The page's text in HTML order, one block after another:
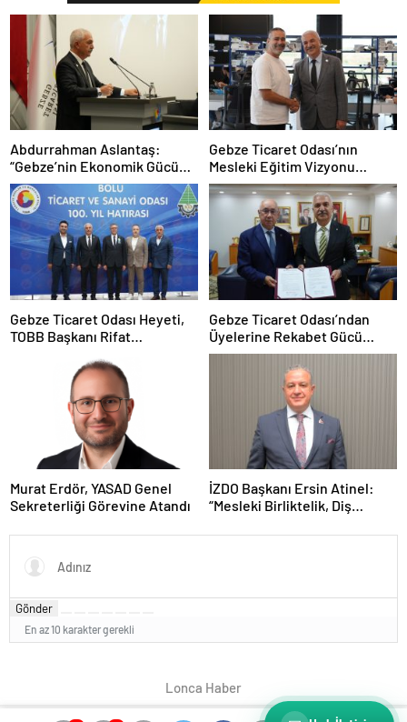
Abdurrahman Aslantaş:
“Gebze’nin Ekonomik Gücünü
Daha da İleri Taşıyacağız”
Gebze Ticaret Odası’nın
Mesleki Eğitim Vizyonu
İstihdamla Taçlandı
Gebze Ticaret Odası Heyeti,
TOBB Başkanı Rifat
Araya GeldiGebze Ticaret
Odası Heyeti, TOBB Başkanı
Rifat Hisarcıklıoğlu ile Bolu’da
Bir Araya Geldi
Gebze Ticaret Odası’ndan
Üyelerine Rekabet Gücü
Kazandıracak Stratejik İş
Murat Erdör, YASAD Genel
Sekreterliği Görevine Atandı
İZDO Başkanı Ersin Atinel:
“Mesleki Birliktelik, Diş
Vazgeçilmez”
Gönder
En az 10 karakter gerekli
Lonca Haber